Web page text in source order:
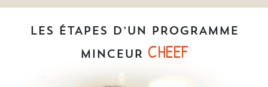
LES ÉTAPES D’UN PROGRAMME
MINCEUR CHEEF